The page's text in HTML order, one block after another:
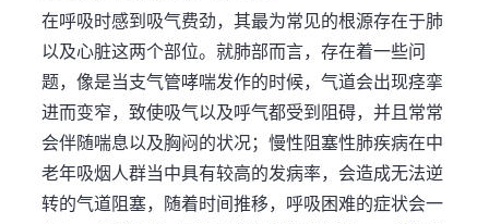
在呼吸时感到吸气费劲，其最为常见的根源存在于肺
以及心脏这两个部位。就肺部而言，存在着一些问
题，像是当支气管哮喘发作的时候，气道会出现痉挛
进而变窄，致使吸气以及呼气都受到阻碍，并且常常
会伴随喘息以及胸闷的状况；慢性阻塞性肺疾病在中
老年吸烟人群当中具有较高的发病率，会造成无法逆
转的气道阻塞，随着时间推移，呼吸困难的症状会一